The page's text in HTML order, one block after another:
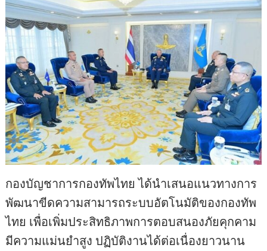
กองบัญชาการกองทัพไทย ได้นำเสนอแนวทางการ
พัฒนาขีดความสามารถระบบอัตโนมัติของกองทัพ
ไทย เพื่อเพิ่มประสิทธิภาพการตอบสนองภัยคุกคาม
มีความแม่นยำสูง ปฏิบัติงานได้ต่อเนื่องยาวนาน